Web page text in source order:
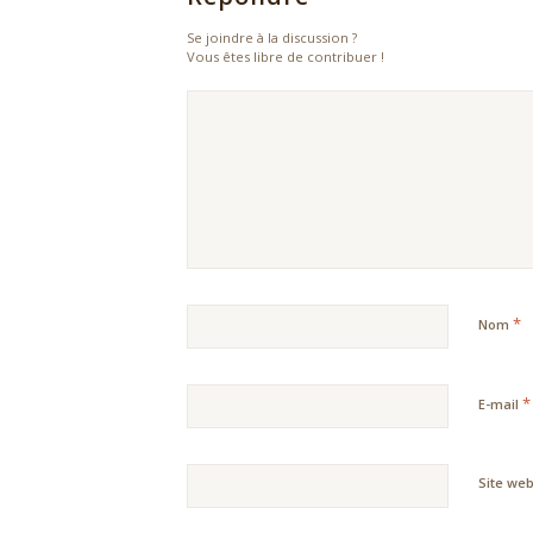
Se joindre à la discussion ?
Vous êtes libre de contribuer !
Nom *
E-mail *
Site web